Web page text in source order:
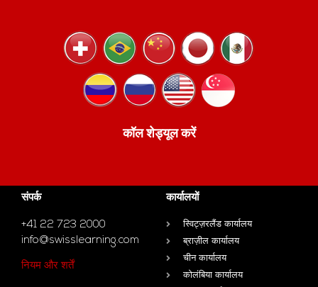
कॉल शेड्यूल करें
संपर्क
+41 22 723 2000
info@swisslearning.com
नियम और शर्तें
कार्यालयों
स्विट्ज़रलैंड कार्यालय
ब्राज़ील कार्यालय
चीन कार्यालय
कोलंबिया कार्यालय